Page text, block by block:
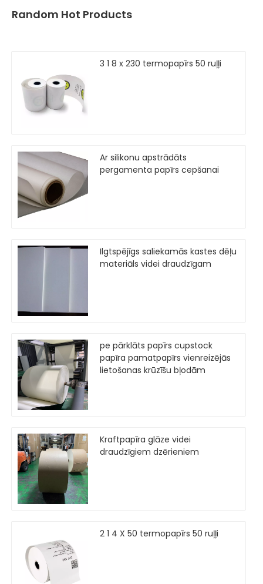
Random Hot Products
3 1 8 x 230 termopapīrs 50 ruļļi
Ar silikonu apstrādāts
pergamenta papīrs cepšanai
Ilgtspējīgs saliekamās kastes dēļu
materiāls videi draudzīgam
pe pārklāts papīrs cupstock
papīra pamatpapīrs vienreizējās
lietošanas krūzīšu bļodām
Kraftpapīra glāze videi
draudzīgiem dzērieniem
2 1 4 X 50 termopapīrs 50 ruļļi